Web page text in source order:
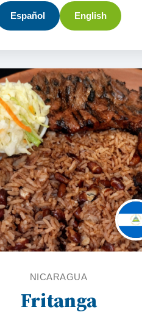
Español English
NICARAGUA
Fritanga